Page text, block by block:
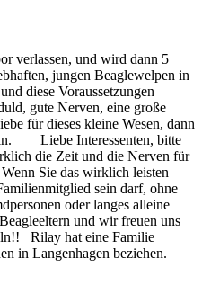
verlassen, und wird dann 5
jungen Beaglewelpen in
diese Voraussetzungen
gute Nerven, eine große
für dieses kleine Wesen, dann
Liebe Interessenten, bitte
die Zeit und die Nerven für
Sie das wirklich leisten
sein darf, ohne
oder langes alleine
und wir freuen uns
Rilay hat eine Familie
in Langenhagen beziehen.